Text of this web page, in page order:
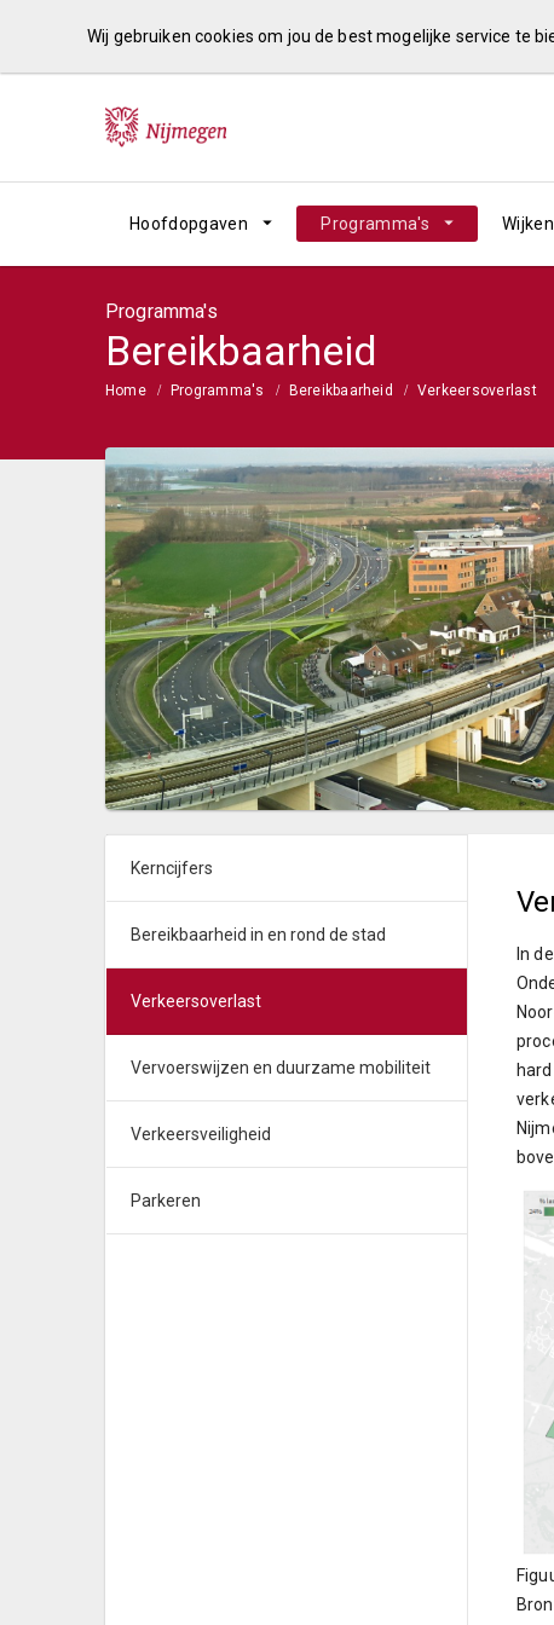
Wij gebruiken cookies om jou de best mogelijke service te
Hoofdopgaven Programma's Wijken
Programma's
Bereikbaarheid
Home Programma's Bereikbaarheid Verkeersoverlast
Kerncijfers
Bereikbaarheid in en rond de stad
Verkeersoverlast
Vervoerswijzen en duurzame mobiliteit
Verkeersveiligheid
Parkeren
In